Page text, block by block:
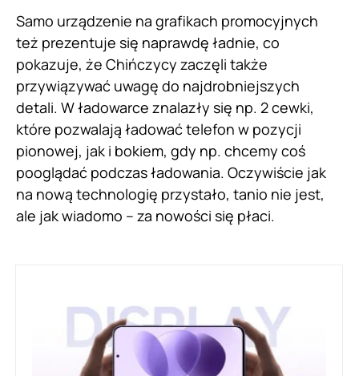
Samo urządzenie na grafikach promocyjnych
też prezentuje się naprawdę ładnie, co
pokazuje, że Chińczycy zaczęli także
przywiązywać uwagę do najdrobniejszych
detali. W ładowarce znalazły się np. 2 cewki,
które pozwalają ładować telefon w pozycji
pionowej, jak i bokiem, gdy np. chcemy coś
pooglądać podczas ładowania. Oczywiście jak
na nową technologię przystało, tanio nie jest,
ale jak wiadomo – za nowości się płaci.